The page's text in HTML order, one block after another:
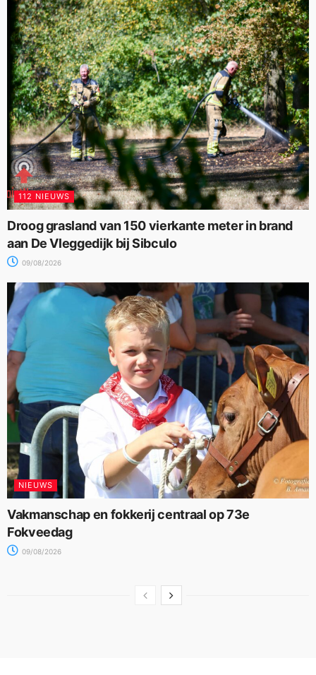
112 NIEUWS
Droog grasland van 150 vierkante meter in brand
aan De Vleggedijk bij Sibculo
09/08/2026
NIEUWS
Vakmanschap en fokkerij centraal op 73e
Fokveedag
09/08/2026